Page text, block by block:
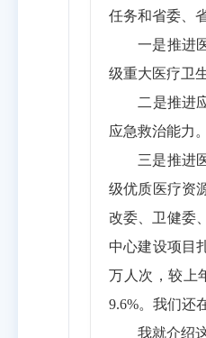
任务和省委、
一是推进医
级重大医疗卫
二是推进应
应急救治能力。
三是推进医
级优质医疗资
改委、卫健委
中心建设项目
万人次，较上
9.6%。我们还
我就介绍这